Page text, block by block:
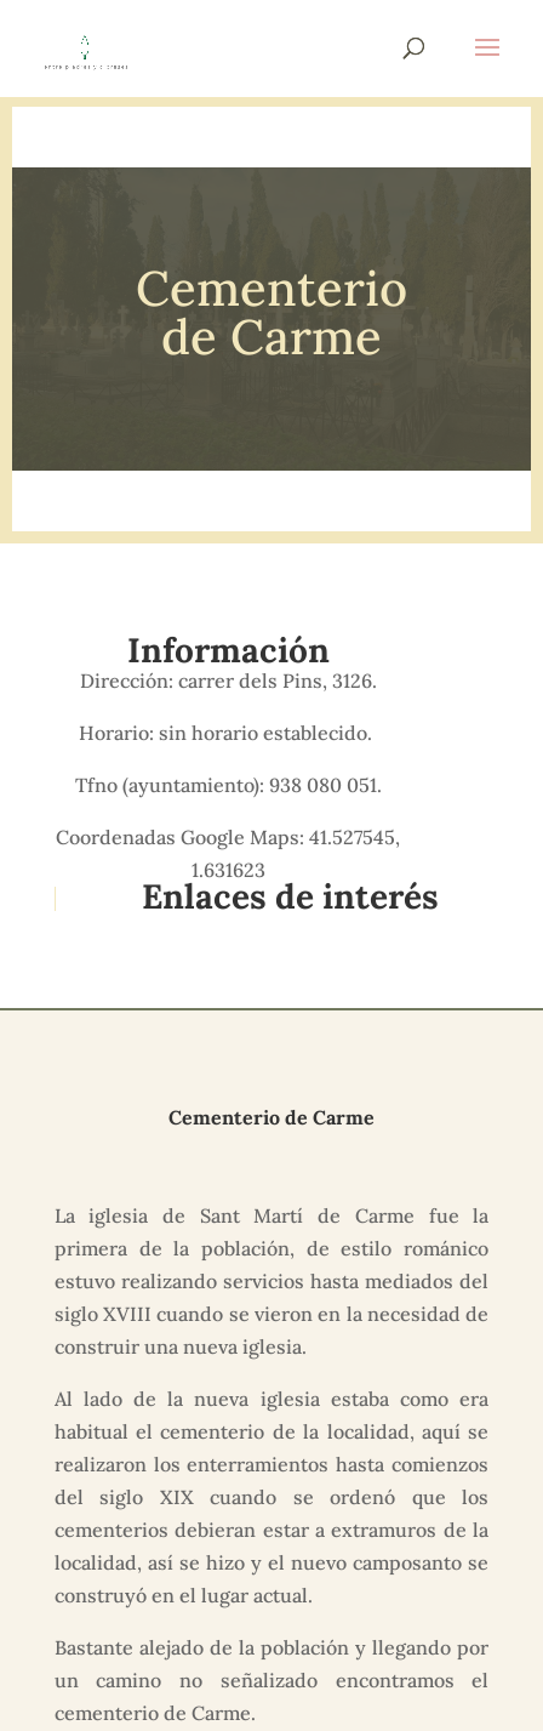
Cementerio
de Carme
Información
Dirección: carrer dels Pins, 3126.
Horario: sin horario establecido.
Tfno (ayuntamiento): 938 080 051.
Coordenadas Google Maps: 41.527545,
1.631623
Enlaces de interés
Cementerio de Carme
La iglesia de Sant Martí de Carme fue la
primera de la población, de estilo románico
estuvo realizando servicios hasta mediados del
siglo XVIII cuando se vieron en la necesidad de
construir una nueva iglesia.
Al lado de la nueva iglesia estaba como era
habitual el cementerio de la localidad, aquí se
realizaron los enterramientos hasta comienzos
del siglo XIX cuando se ordenó que los
cementerios debieran estar a extramuros de la
localidad, así se hizo y el nuevo camposanto se
construyó en el lugar actual.
Bastante alejado de la población y llegando por
un camino no señalizado encontramos el
cementerio de Carme.